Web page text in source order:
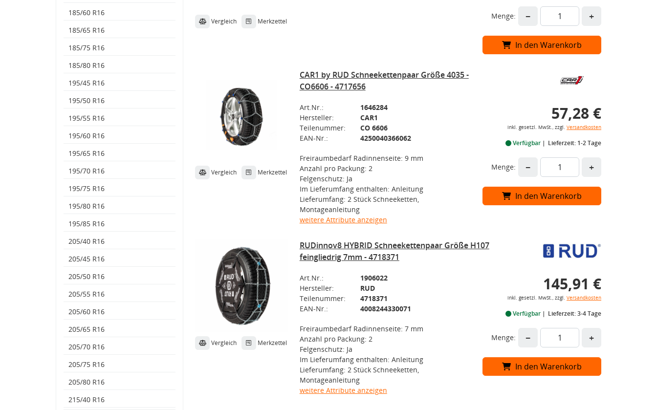
185/60 R16
185/65 R16
185/75 R16
185/80 R16
195/45 R16
195/50 R16
195/55 R16
195/60 R16
195/65 R16
195/70 R16
195/75 R16
195/80 R16
195/85 R16
205/40 R16
205/45 R16
205/50 R16
205/55 R16
205/60 R16
205/65 R16
205/70 R16
205/75 R16
205/80 R16
215/40 R16
Vergleich Merkzettel
Menge: − +
In den Warenkorb
Vergleich Merkzettel
CAR1 by RUD Schneekettenpaar Größe 4035 -
CO6606 - 4717656
Art.Nr.:
1646284
Hersteller:
CAR1
Teilenummer:
CO 6606
EAN-Nr.:
4250040366062
Freiraumbedarf Radinnenseite: 9 mm
Anzahl pro Packung: 2
Felgenschutz: Ja
Im Lieferumfang enthalten: Anleitung
Lieferumfang: 2 Stück Schneeketten,
Montageanleitung
weitere Attribute anzeigen
57,28 €
inkl. gesetzl. MwSt., zzgl. Versandkosten
Verfügbar Lieferzeit: 1-2 Tage
Menge: − +
In den Warenkorb
Vergleich Merkzettel
RUDinnov8 HYBRID Schneekettenpaar Größe H107
feingliedrig 7mm - 4718371
Art.Nr.:
1906022
Hersteller:
RUD
Teilenummer:
4718371
EAN-Nr.:
4008244330071
Freiraumbedarf Radinnenseite: 7 mm
Anzahl pro Packung: 2
Felgenschutz: Ja
Im Lieferumfang enthalten: Anleitung
Lieferumfang: 2 Stück Schneeketten,
Montageanleitung
weitere Attribute anzeigen
145,91 €
inkl. gesetzl. MwSt., zzgl. Versandkosten
Verfügbar Lieferzeit: 3-4 Tage
Menge: − +
In den Warenkorb